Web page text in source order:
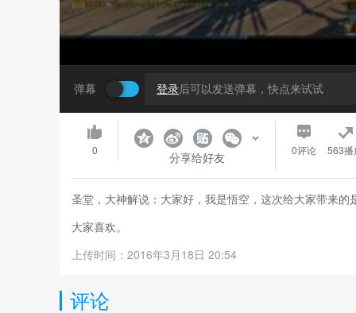
弹幕 登录后可以发送弹幕，快点来试试
0 分享给好友 0评论 563播
圣堂，大神解说：大家好，我是悟空，这次给大家带来
大家喜欢。
上传时间：2016年3月18日 20:54
评论